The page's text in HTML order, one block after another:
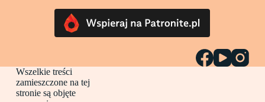
Wszelkie treści
zamieszczone na tej
stronie są objęte